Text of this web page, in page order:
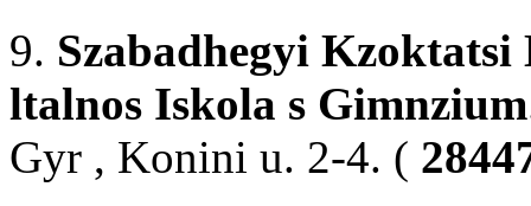
9. Szabadhegyi
ltalnos Iskola s Gimnzium
Gyr , Konini u. 2-4. (